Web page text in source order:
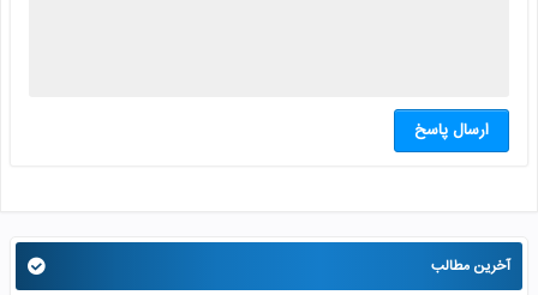
ارسال پاسخ
آخرین مطالب